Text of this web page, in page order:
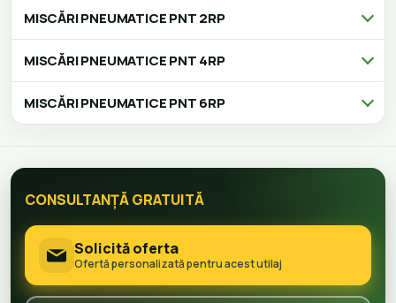
MISCĂRI PNEUMATICE PNT 2RP
MISCĂRI PNEUMATICE PNT 4RP
MISCĂRI PNEUMATICE PNT 6RP
CONSULTANȚĂ GRATUITĂ
Solicită oferta
Ofertă personalizată pentru acest utilaj